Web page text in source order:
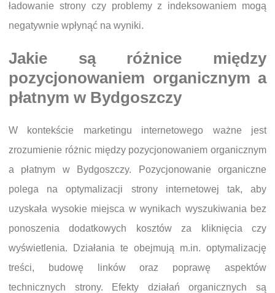
ładowanie strony czy problemy z indeksowaniem mogą
negatywnie wpłynąć na wyniki.
Jakie są różnice między
pozycjonowaniem organicznym a
płatnym w Bydgoszczy
W kontekście marketingu internetowego ważne jest
zrozumienie różnic między pozycjonowaniem organicznym
a płatnym w Bydgoszczy. Pozycjonowanie organiczne
polega na optymalizacji strony internetowej tak, aby
uzyskała wysokie miejsca w wynikach wyszukiwania bez
ponoszenia dodatkowych kosztów za kliknięcia czy
wyświetlenia. Działania te obejmują m.in. optymalizację
treści, budowę linków oraz poprawę aspektów
technicznych strony. Efekty działań organicznych są